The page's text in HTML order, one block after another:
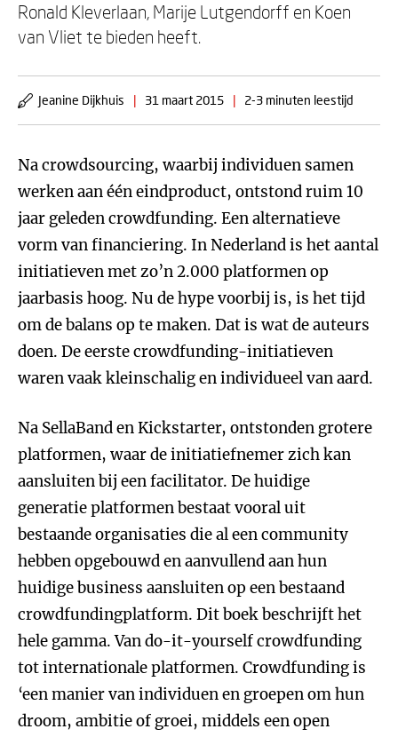
Ronald Kleverlaan, Marije Lutgendorff en Koen
van Vliet te bieden heeft.
Jeanine Dijkhuis | 31 maart 2015 | 2-3 minuten leestijd
Na crowdsourcing, waarbij individuen samen
werken aan één eindproduct, ontstond ruim 10
jaar geleden crowdfunding. Een alternatieve
vorm van financiering. In Nederland is het aantal
initiatieven met zo’n 2.000 platformen op
jaarbasis hoog. Nu de hype voorbij is, is het tijd
om de balans op te maken. Dat is wat de auteurs
doen. De eerste crowdfunding-initiatieven
waren vaak kleinschalig en individueel van aard.
Na SellaBand en Kickstarter, ontstonden grotere
platformen, waar de initiatiefnemer zich kan
aansluiten bij een facilitator. De huidige
generatie platformen bestaat vooral uit
bestaande organisaties die al een community
hebben opgebouwd en aanvullend aan hun
huidige business aansluiten op een bestaand
crowdfundingplatform. Dit boek beschrijft het
hele gamma. Van do-it-yourself crowdfunding
tot internationale platformen. Crowdfunding is
‘een manier van individuen en groepen om hun
droom, ambitie of groei, middels een open